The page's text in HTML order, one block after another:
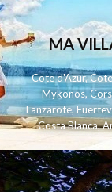
MA
Cote d'Azur,
Mykonos,
Lanzarote,
Costa Blanca,